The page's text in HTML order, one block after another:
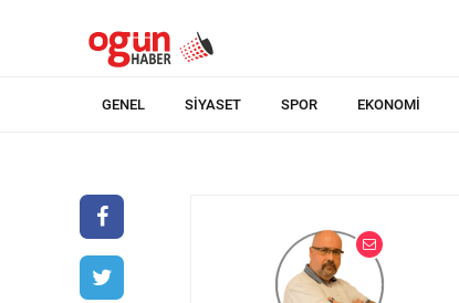
GENEL SIYASET SPOR EKONOMI